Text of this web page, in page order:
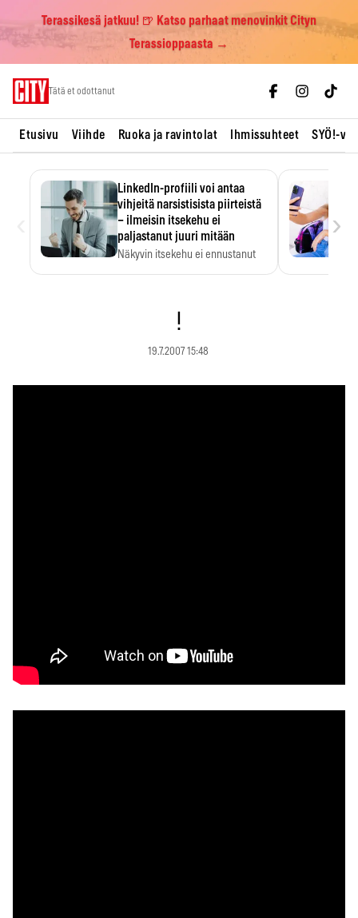
Terassikesä jatkuu! 🍺 Katso parhaat menovinkit Cityn
Terassioppaasta →
Tätä et odottanut
Etusivu Viihde Ruoka ja ravintolat Ihmissuhteet SYÖ!-
LinkedIn-profiili voi antaa
vihjeitä narsistisista piirteistä
– ilmeisin itsekehu ei
paljastanut juuri mitään
Näkyvin itsekehu ei ennustanut
›
!
19.7.2007 15:48